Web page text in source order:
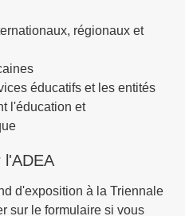
régionaux et
éducatifs et les entités
l'éducation et
l'ADEA
d'exposition à la Triennale
sur le formulaire si vous